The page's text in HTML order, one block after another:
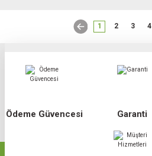
1 2 3 4
Ödeme Güvencesi Garanti